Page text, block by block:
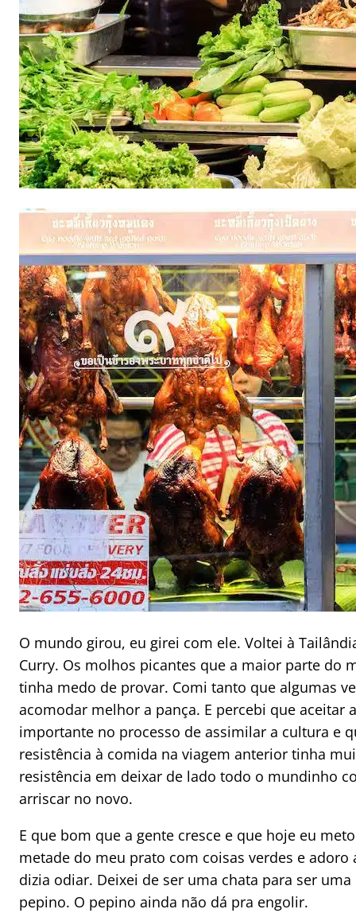
O mundo girou, eu girei com ele. Voltei à
Curry. Os molhos picantes que a maior parte do
tinha medo de provar. Comi tanto que algumas
acomodar melhor a pança. E percebi que aceitar
importante no processo de assimilar a cultura e
resistência à comida na viagem anterior tinha
resistência em deixar de lado todo o mundinho
arriscar no novo.
E que bom que a gente cresce e que hoje eu
metade do meu prato com coisas verdes e
dizia odiar. Deixei de ser uma chata para ser
pepino. O pepino ainda não dá pra engolir.